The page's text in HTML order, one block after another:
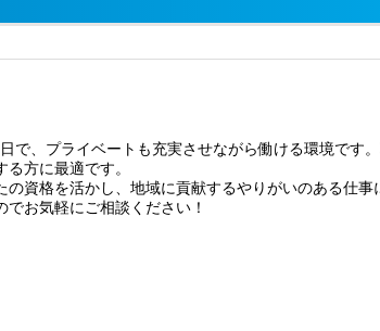
で、プライベートも充実させながら働ける環境です
方に最適です。
資格を活かし、地域に貢献するやりがいのある仕事
お気軽にご相談ください！